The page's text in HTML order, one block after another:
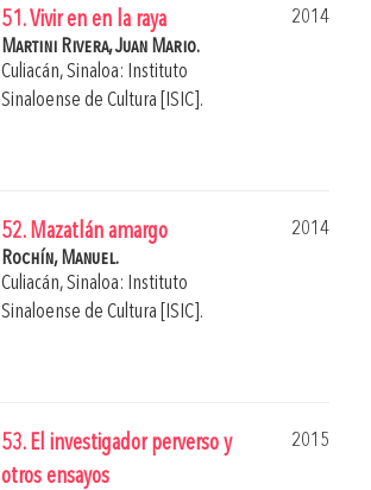
51. Vivir en en la raya
2014
Martini Rivera, Juan Mario.
Culiacán, Sinaloa: Instituto
Sinaloense de Cultura [ISIC].
52. Mazatlán amargo
2014
Rochín, Manuel.
Culiacán, Sinaloa: Instituto
Sinaloense de Cultura [ISIC].
53. El investigador perverso y
otros ensayos
2015